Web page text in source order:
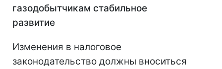
газодобытчикам стабильное
развитие
Изменения в налоговое
законодательство должны вноситься